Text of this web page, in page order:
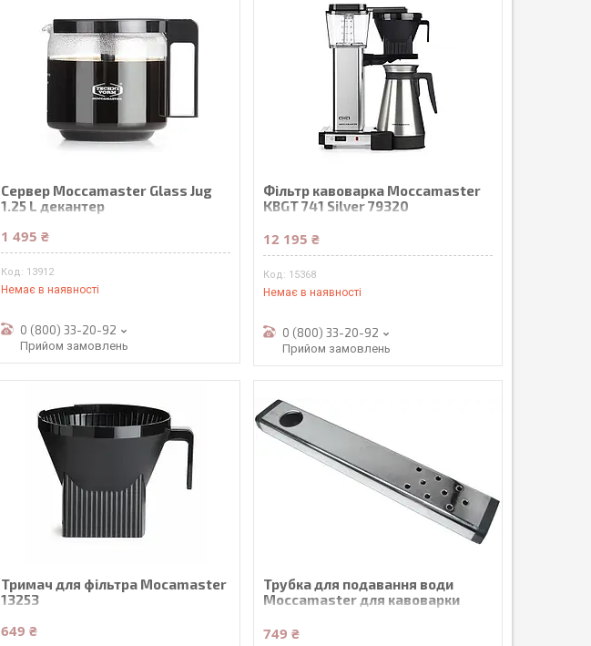
Сервер Moccamaster Glass Jug
1.25 L декантер
1 495 ₴
13912
Немає в наявності
0 (800) 33-20-92
Прийом замовлень
Фільтр кавоварка Moccamaster
KBGT 741 Silver 79320
12 195 ₴
15368
Немає в наявності
0 (800) 33-20-92
Прийом замовлень
Тримач для фільтра Mocamaster
13253
649 ₴
Трубка для подавання води
Moccamaster для кавоварки
749 ₴